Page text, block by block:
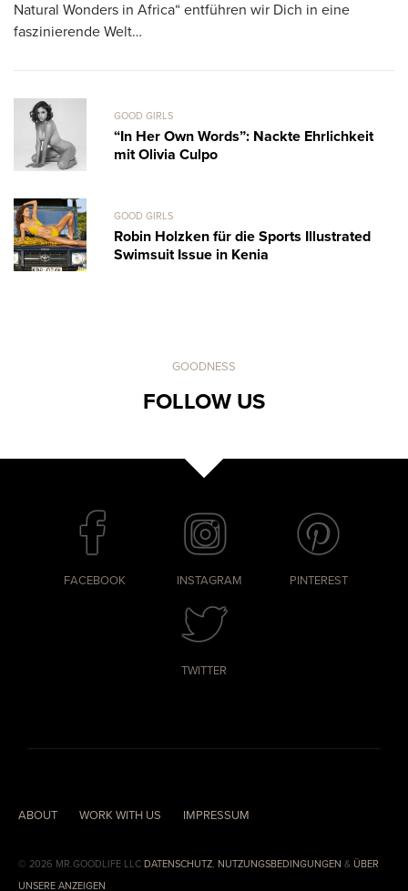
Natural Wonders in Africa“ entführen wir Dich in eine
faszinierende Welt…
GOOD GIRLS
“In Her Own Words”: Nackte Ehrlichkeit
mit Olivia Culpo
GOOD GIRLS
Robin Holzken für die Sports Illustrated
Swimsuit Issue in Kenia
GOODNESS
FOLLOW US
FACEBOOK INSTAGRAM PINTEREST
TWITTER
ABOUT WORK WITH US IMPRESSUM
© 2026 MR.GOODLIFE LLC DATENSCHUTZ, NUTZUNGSBEDINGUNGEN & ÜBER
UNSERE ANZEIGEN